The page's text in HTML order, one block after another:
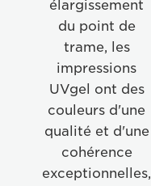
élargissement
du point de
trame, les
impressions
UVgel ont des
couleurs d'une
qualité et d'une
cohérence
exceptionnelles,